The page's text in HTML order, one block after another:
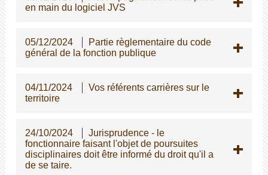
en main du logiciel JVS
05/12/2024
Partie règlementaire du code
général de la fonction publique
04/11/2024
Vos référents carrières sur le
territoire
24/10/2024
Jurisprudence - le
fonctionnaire faisant l'objet de poursuites
disciplinaires doit être informé du droit qu'il a
de se taire.